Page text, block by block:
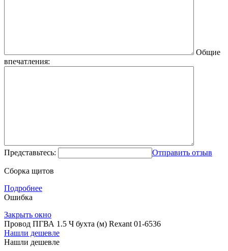
Общие
впечатления:
Представьтесь: Отправить отзыв
Сборка щитов
Подробнее
Ошибка
Закрыть окно
Провод ПГВА 1.5 Ч бухта (м) Rexant 01-6536
Нашли дешевле
Нашли дешевле